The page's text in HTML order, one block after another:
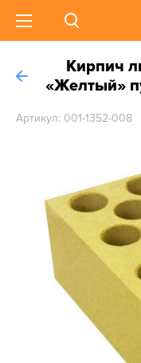
Кирпич
«Желтый»
Артикул: 001-1352-008